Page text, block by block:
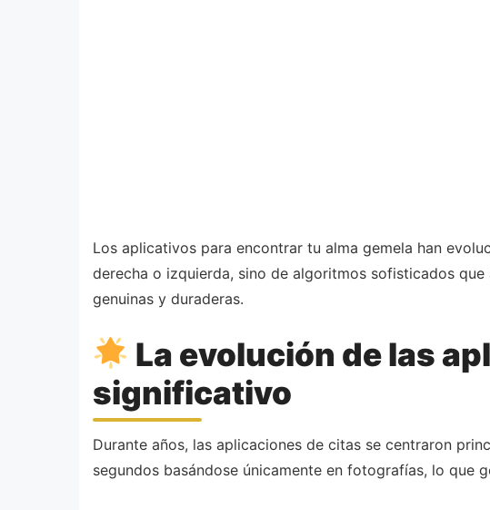
Los aplicativos para encontrar tu alma gemela han
derecha o izquierda, sino de algoritmos sofisticados
genuinas y duraderas.
La evolución de las
significativo
Durante años, las aplicaciones de citas se centraron
segundos basándose únicamente en fotografías, lo que